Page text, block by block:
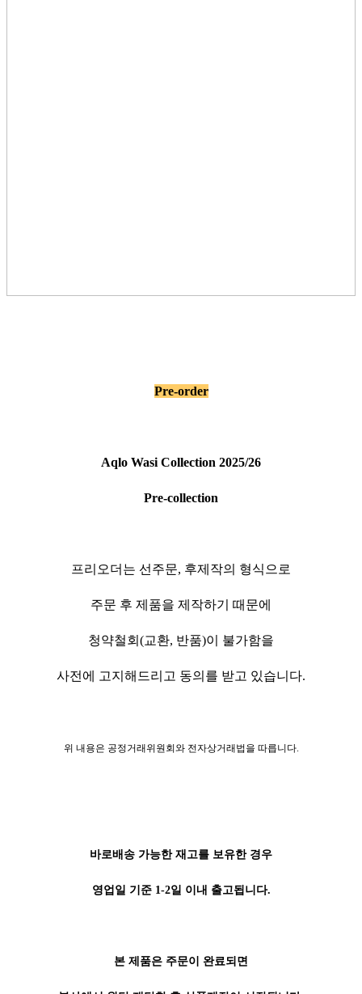
Pre-order
Aqlo Wasi Collection 2025/26
Pre-collection
프리오더는 선주문, 후제작의 형식으로
주문 후 제품을 제작하기 때문에
청약철회(교환, 반품)이 불가함을
사전에 고지해드리고 동의를 받고 있습니다.
위 내용은 공정거래위원회와 전자상거래법을 따릅니다.
바로배송 가능한 재고를 보유한 경우
영업일 기준 1-2일 이내 출고됩니다.
본 제품은 주문이 완료되면